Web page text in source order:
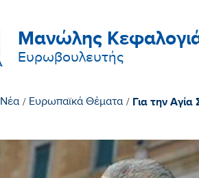
Μανώλης
Ευρωβουλευτής
Νέα / Ευρωπαϊκά Θέματα / Για την